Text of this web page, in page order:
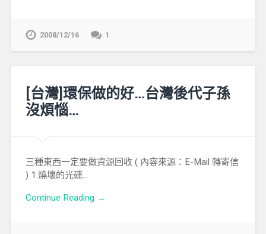
2008/12/16 1
[台灣]環保做的好…台灣後代子孫
沒煩惱…
三種東西一定要做資源回收 ( 內容來源：E-Mail 轉寄信
) 1.燒壞的光碟…
Continue Reading →